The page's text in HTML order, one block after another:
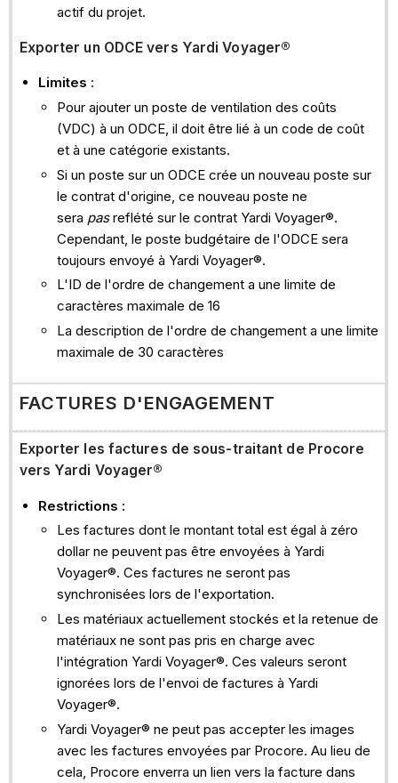
actif du projet.
Exporter un ODCE vers Yardi Voyager®
Limites :
Pour ajouter un poste de ventilation des coûts
(VDC) à un ODCE, il doit être lié à un code de coût
et à une catégorie existants.
Si un poste sur un ODCE crée un nouveau poste sur
le contrat d'origine, ce nouveau poste ne
sera pasreflété sur le contrat Yardi Voyager®.
Cependant, le poste budgétaire de l'ODCE sera
toujours envoyé à Yardi Voyager®.
L'ID de l'ordre de changement a une limite de
caractères maximale de 16
La description de l'ordre de changement a une limite
maximale de 30 caractères
FACTURES D'ENGAGEMENT
Exporter les factures de sous-traitant de Procore
vers Yardi Voyager®
Restrictions :
Les factures dont le montant total est égal à zéro
dollar ne peuvent pas être envoyées à Yardi
Voyager®. Ces factures ne seront pas
synchronisées lors de l'exportation.
Les matériaux actuellement stockés et la retenue de
matériaux ne sont pas pris en charge avec
l'intégration Yardi Voyager®. Ces valeurs seront
ignorées lors de l'envoi de factures à Yardi
Voyager®.
Yardi Voyager® ne peut pas accepter les images
avec les factures envoyées par Procore. Au lieu de
cela, Procore enverra un lien vers la facture dans